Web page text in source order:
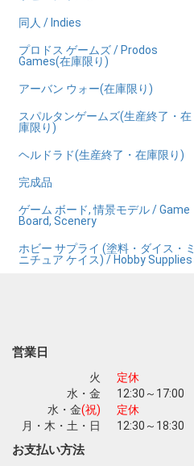
同人 / Indies
プロドス ゲームズ / Prodos
Games(在庫限り)
アーバン ウォー(在庫限り)
スパルタンゲームズ(生産終了・在
庫限り)
ヘルドラド(生産終了・在庫限り)
完成品
ゲーム ボード, 情景モデル / Game
Board, Scenery
ホビー サプライ (塗料・ダイス・ミ
ニチュア ケイス) / Hobby Supplies
営業日
火
定休
水・金
12:30～17:00
水・金(祝)
定休
月・木・土・日
12:30～18:30
お支払い方法